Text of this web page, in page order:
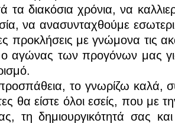
τα διακόσια χρόνια, να
να ανασυνταχθούμε
προκλήσεις με γνώμονα τις
αγώνας των προγόνων μας
το γνωρίζω καλά,
θα είστε όλοι εσείς, που με
τη δημιουργικότητά σας